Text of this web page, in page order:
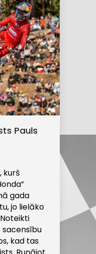
Pauls
kurš
gada
jo lielāko
kad tas